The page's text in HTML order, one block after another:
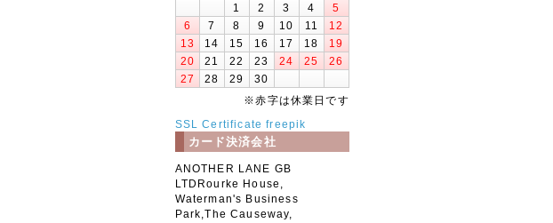
1
2 3 4
5
6
7 8 9 10 11
12
13
14 15 16 17 18
19
20
21 22 23 24 25
26
27
28 29
30
※赤字は休業日です
SSL Certificate freepik
カード決済会社
ANOTHER LANE GB
LTDRourke House,
Waterman's Business
Park,The Causeway,